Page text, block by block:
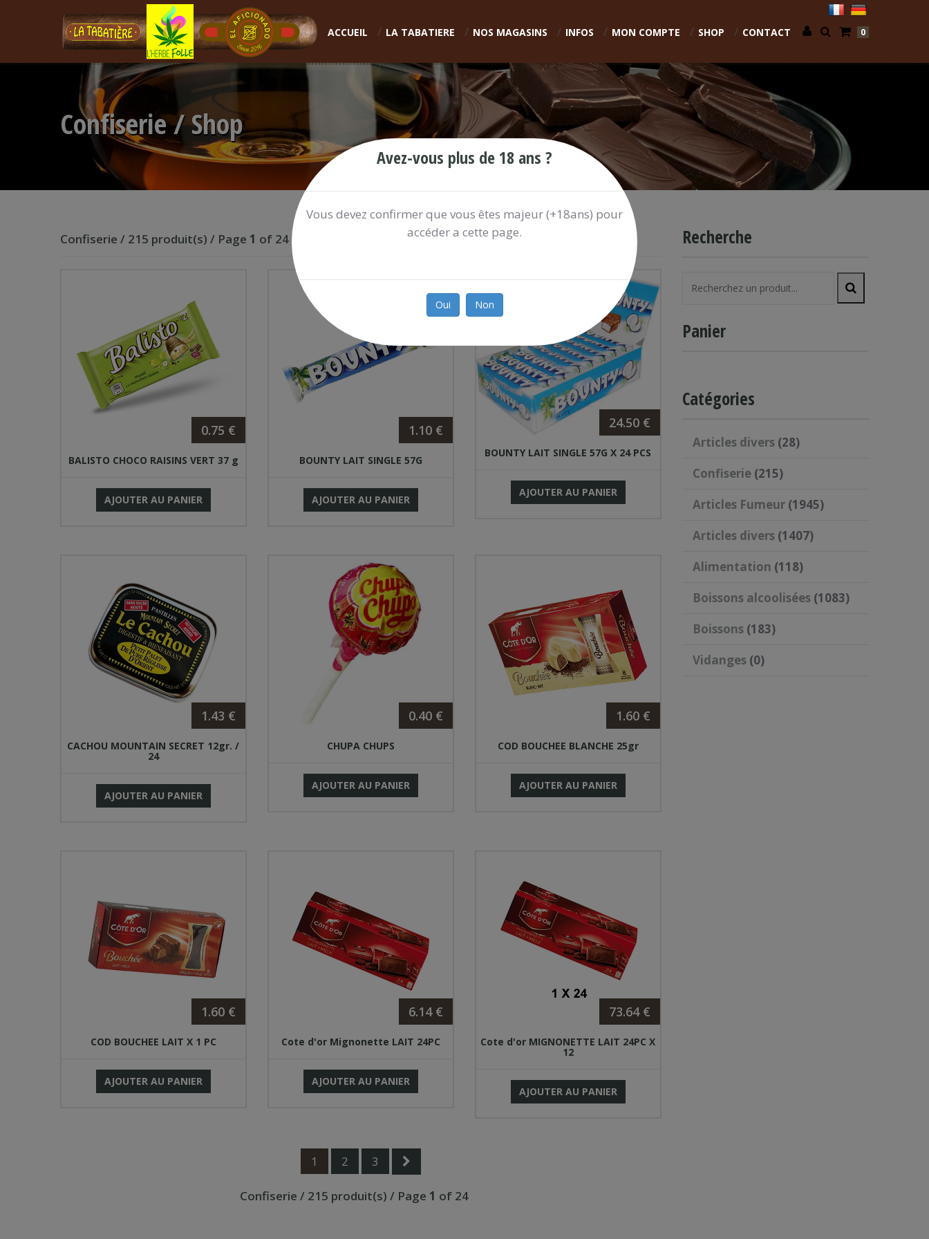
0
ACCUEIL LA TABATIERE NOS MAGASINS INFOS MON COMPTE SHOP CONTACT
Confiserie / Shop
Confiserie / 215 produit(s) / Page 1 of 24
0.75 €
BALISTO CHOCO RAISINS VERT 37 g
AJOUTER AU PANIER
1.10 €
BOUNTY LAIT SINGLE 57G
AJOUTER AU PANIER
24.50 €
BOUNTY LAIT SINGLE 57G X 24 PCS
AJOUTER AU PANIER
1.43 €
CACHOU MOUNTAIN SECRET 12gr. /
24
AJOUTER AU PANIER
0.40 €
CHUPA CHUPS
AJOUTER AU PANIER
1.60 €
COD BOUCHEE BLANCHE 25gr
AJOUTER AU PANIER
1.60 €
COD BOUCHEE LAIT X 1 PC
AJOUTER AU PANIER
6.14 €
Cote d'or Mignonette LAIT 24PC
AJOUTER AU PANIER
73.64 €
Cote d'or MIGNONETTE LAIT 24PC X
12
AJOUTER AU PANIER
1 2 3
Confiserie / 215 produit(s) / Page 1 of 24
Recherche
Panier
Catégories
Articles divers (28)
Confiserie (215)
Articles Fumeur (1945)
Articles divers (1407)
Alimentation (118)
Boissons alcoolisées (1083)
Boissons (183)
Vidanges (0)
Avez-vous plus de 18 ans ?
Vous devez confirmer que vous êtes majeur (+18ans) pour
accéder a cette page.
Oui Non